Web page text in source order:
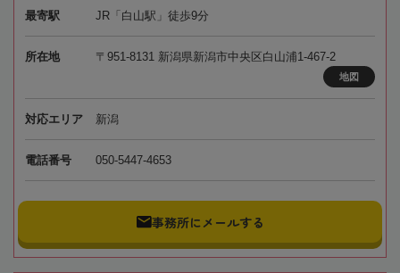
最寄駅 JR「白山駅」徒歩9分
所在地 〒951-8131 新潟県新潟市中央区白山浦1-467-2
地図
対応エリア 新潟
電話番号 050-5447-4653
事務所にメールする